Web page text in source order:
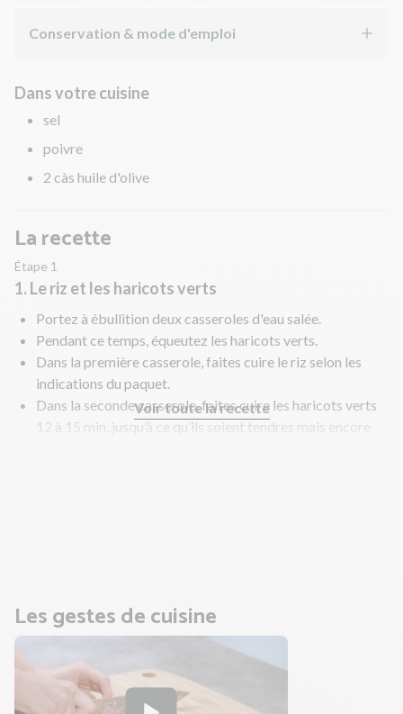
Conservation & mode d'emploi
Dans votre cuisine
sel
poivre
2 càs huile d'olive
La recette
Étape 1
1. Le riz et les haricots verts
Portez à ébullition deux casseroles d'eau salée.
Pendant ce temps, équeutez les haricots verts.
Dans la première casserole, faites cuire le riz selon les
indications du paquet.
Dans la seconde casserole, faites cuire les haricots verts
12 à 15 min, jusqu’à ce qu’ils soient tendres mais encore
Voir toute la recette
Les gestes de cuisine